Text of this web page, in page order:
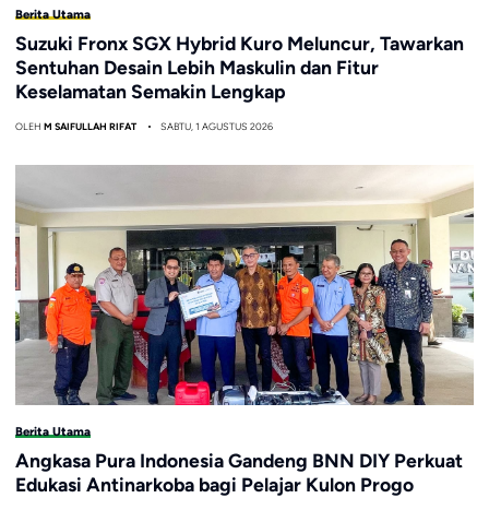
Berita Utama
Suzuki Fronx SGX Hybrid Kuro Meluncur, Tawarkan
Sentuhan Desain Lebih Maskulin dan Fitur
Keselamatan Semakin Lengkap
OLEH M SAIFULLAH RIFAT SABTU, 1 AGUSTUS 2026
Berita Utama
Angkasa Pura Indonesia Gandeng BNN DIY Perkuat
Edukasi Antinarkoba bagi Pelajar Kulon Progo